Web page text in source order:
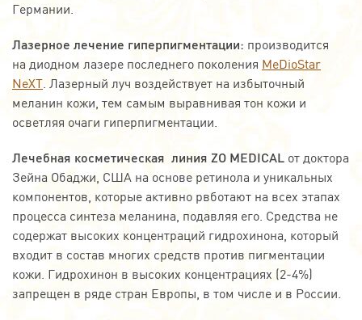
Германии.
Лазерное лечение гиперпигментации: производится
на диодном лазере последнего поколения MeDioStar
NeXT. Лазерный луч воздействует на избыточный
меланин кожи, тем самым выравнивая тон кожи и
осветляя очаги гиперпигментации.
Лечебная косметическая линия ZO MEDICAL от доктора
Зейна Обаджи, США на основе ретинола и уникальных
компонентов, которые активно рвботают на всех этапах
процесса синтеза меланина, подавляя его. Средства не
содержат высоких концентраций гидрохинона, который
входит в состав многих средств против пигментации
кожи. Гидрохинон в высоких концентрациях (2-4%)
запрещен в ряде стран Европы, в том числе и в России.